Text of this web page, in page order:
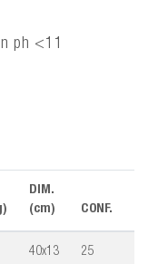
ph <11
DIM.
(cm)
CONF.
40x13 25